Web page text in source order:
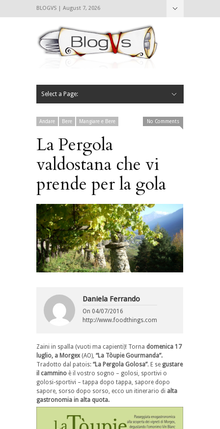
BLOGVS | August 7, 2026
Select a Page:
Andare Bere Mangiare e Bere No Comments
La Pergola
valdostana che vi
prende per la gola
Daniela Ferrando
On 04/07/2016
http://www.foodthings.com
Zaini in spalla (vuoti ma capienti)! Torna domenica 17
luglio, a Morgex (AO), “La Tòupie Gourmanda”.
Tradotto dal patois: “La Pergola Golosa”. E se gustare
il cammino è il vostro sogno – golosi, sportivi o
golosi-sportivi – tappa dopo tappa, sapore dopo
sapore, sorso dopo sorso, ecco un itinerario di alta
gastronomia in alta quota.